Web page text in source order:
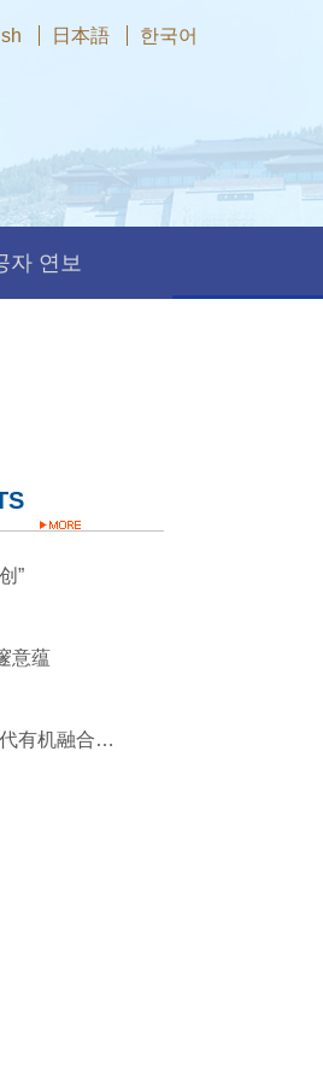
日本語 한국어
자 연보
”
意蕴
“作为千年古都，要把传统和现代有机融合在一起”